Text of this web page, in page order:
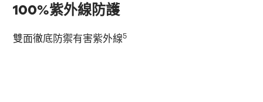
100%紫外線防護
雙面徹底防禦有害紫外線5